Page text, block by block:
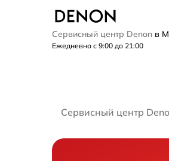
Сервисный центр Denon в
Ежедневно с 9:00 до 21:00
Сервисный центр